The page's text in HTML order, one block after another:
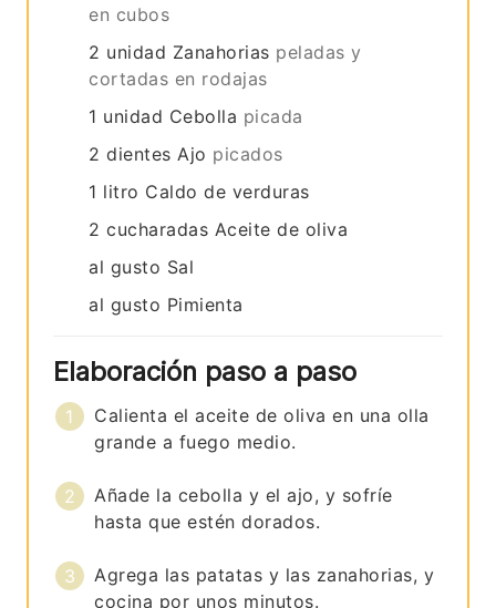
en cubos
2 unidad Zanahorias peladas y
cortadas en rodajas
1 unidad Cebolla picada
2 dientes Ajo picados
1 litro Caldo de verduras
2 cucharadas Aceite de oliva
al gusto Sal
al gusto Pimienta
Elaboración paso a paso
Calienta el aceite de oliva en una olla
grande a fuego medio.
Añade la cebolla y el ajo, y sofríe
hasta que estén dorados.
Agrega las patatas y las zanahorias, y
cocina por unos minutos.